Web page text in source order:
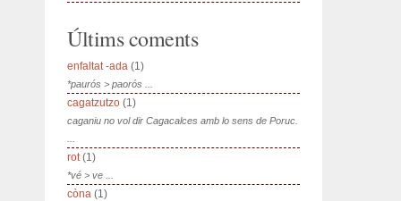
Últims coments
enfaltat -ada (1)
*paurós > paorós ...
cagatzutzo (1)
caganiu no vol dir Cagacalces amb lo sens de Poruc.
rot(1)
*vé > ve ...
còna (1)